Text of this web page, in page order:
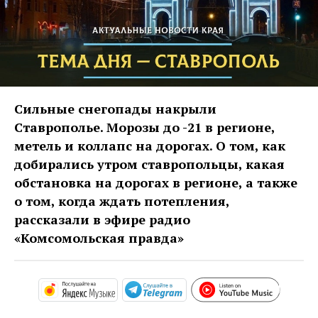
Сильные снегопады накрыли
Ставрополье. Морозы до -21 в регионе,
метель и коллапс на дорогах. О том, как
добирались утром ставропольцы, какая
обстановка на дорогах в регионе, а также
о том, когда ждать потепления,
рассказали в эфире радио
«Комсомольская правда»
https://music.yandex.com/album/
https://t.me/ https://